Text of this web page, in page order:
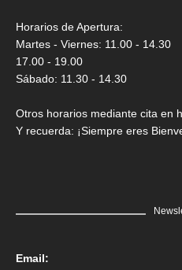
Horarios de Apertura:
Martes - Viernes: 11.00 - 14.30
17.00 - 19.00
Sábado: 11.30 - 14.30
Otros horarios mediante cita en
Y recuerda: ¡Siempre eres
Email: